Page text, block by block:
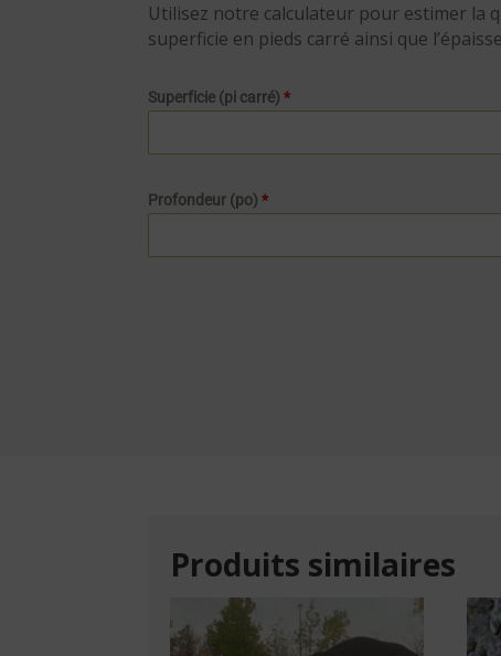
Utilisez notre calculateur pour estimer la
superficie en pieds carré ainsi que
Superficie (pi carré)*
Profondeur (po)*
Produits similaires